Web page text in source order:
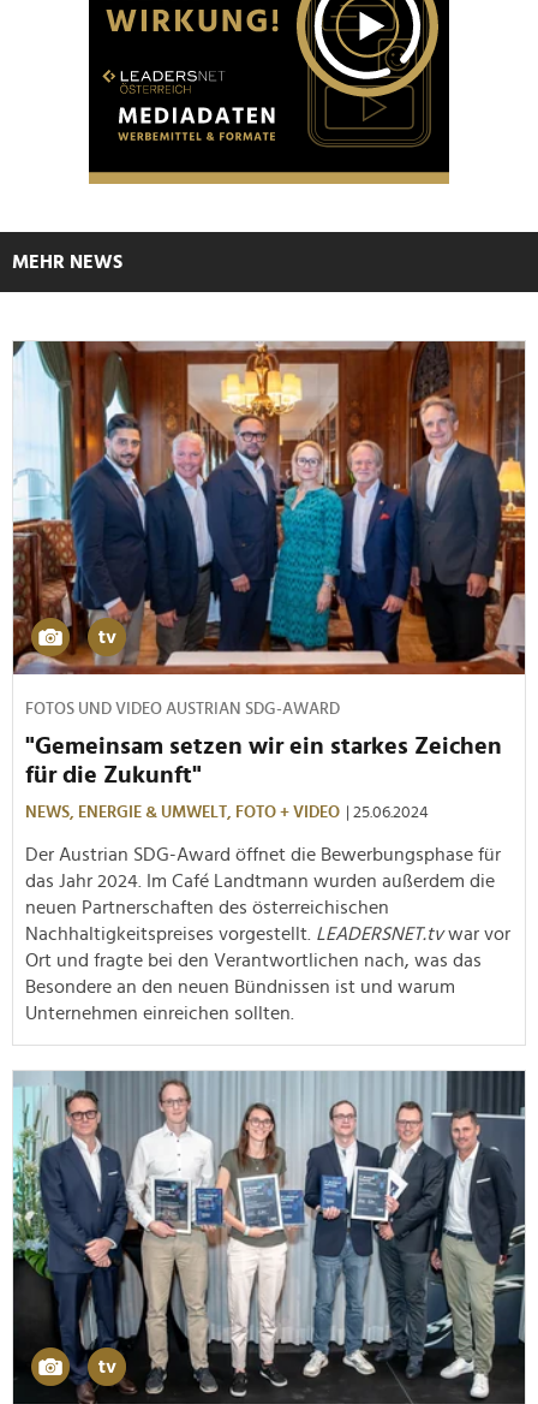
MEHR NEWS
FOTOS UND VIDEO AUSTRIAN SDG-AWARD
"Gemeinsam setzen wir ein starkes Zeichen
für die Zukunft"
NEWS, ENERGIE & UMWELT, FOTO + VIDEO | 25.06.2024
Der Austrian SDG-Award öffnet die Bewerbungsphase für
das Jahr 2024. Im Café Landtmann wurden außerdem die
neuen Partnerschaften des österreichischen
Nachhaltigkeitspreises vorgestellt. LEADERSNET.tvwar vor
Ort und fragte bei den Verantwortlichen nach, was das
Besondere an den neuen Bündnissen ist und warum
Unternehmen einreichen sollten.